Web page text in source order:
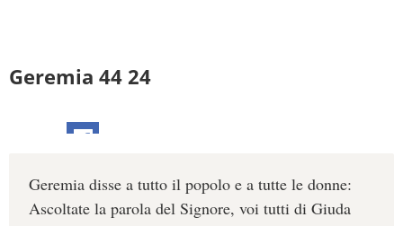
Geremia 44 24
Geremia disse a tutto il popolo e a tutte le donne:
Ascoltate la parola del Signore, voi tutti di Giuda